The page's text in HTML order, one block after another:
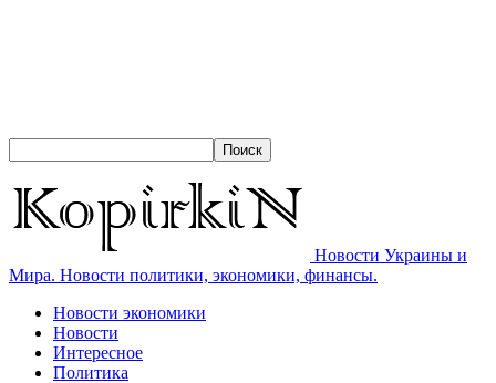
Новости Украины и
Мира. Новости политики, экономики, финансы.
Новости экономики
Новости
Интересное
Политика